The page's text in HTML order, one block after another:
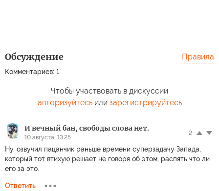
Обсуждение
Комментариев: 1
Правила
Чтобы участвовать в дискуссии
авторизуйтесьили зарегистрируйтесь
И вечный бан, свободы слова нет.
10 августа, 13:25
2
Ну, озвучил пацанчик раньше времени суперзадачу Запада,
который тот втихую решает не говоря об этом, распять что ли
его за это.
Ответить